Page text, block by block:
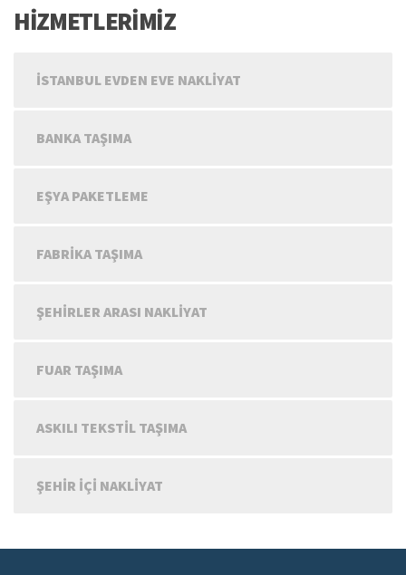
HİZMETLERİMİZ
İSTANBUL EVDEN EVE NAKLIYAT
BANKA TAŞIMA
EŞYA PAKETLEME
FABRIKA TAŞIMA
ŞEHIRLER ARASI NAKLIYAT
FUAR TAŞIMA
ASKILI TEKSTIL TAŞIMA
ŞEHIR IÇI NAKLIYAT